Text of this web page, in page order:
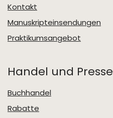
Kontakt
Manuskripteinsendungen
Praktikumsangebot
Handel und Presse
Buchhandel
Rabatte